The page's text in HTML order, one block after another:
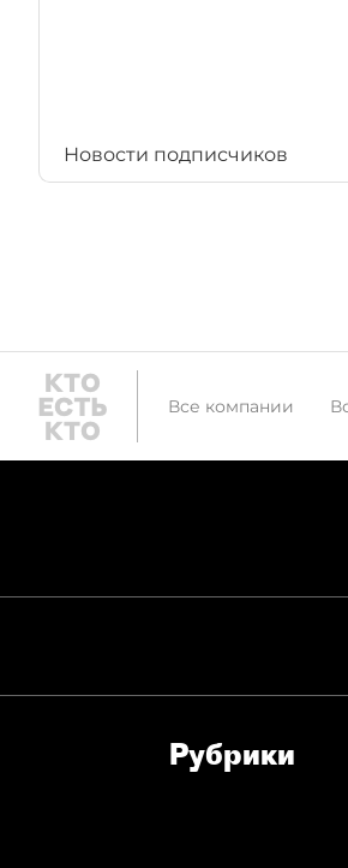
Новости подписчиков
Все компании
Рубрики